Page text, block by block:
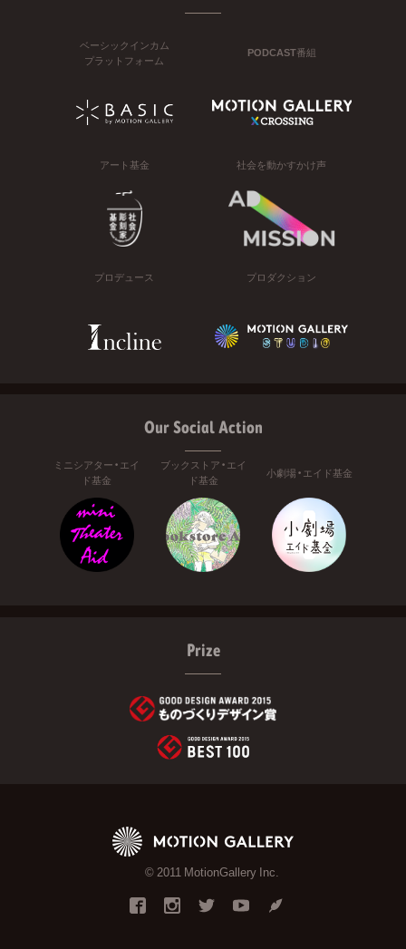
ベーシックインカム
プラットフォーム
PODCAST番組
アート基金 社会を動かすかけ声
プロデュース プロダクション
Our Social Action
ミニシアター・エイ
ド基金
ブックストア・エイ
ド基金
小劇場・エイド基金
Prize
© 2011 MotionGallery Inc.